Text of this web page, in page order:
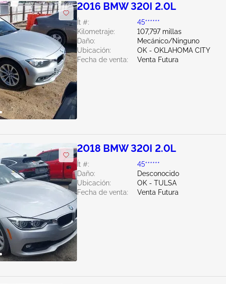
2016 BMW 320I 2.0L
Ít #:
45******
Kilometraje:
107,797 millas
Daño:
Mecánico/Ninguno
Ubicación:
OK - OKLAHOMA CITY
Fecha de venta:
Venta Futura
2018 BMW 320I 2.0L
Ít #:
45******
Daño:
Desconocido
Ubicación:
OK - TULSA
Fecha de venta:
Venta Futura